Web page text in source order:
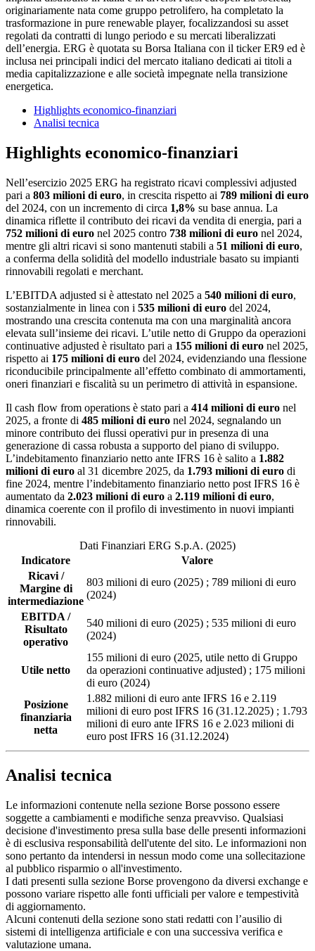
originariamente nata come gruppo petrolifero, ha completato la
trasformazione in pure renewable player, focalizzandosi su asset
regolati da contratti di lungo periodo e su mercati liberalizzati
dell’energia. ERG è quotata su Borsa Italiana con il ticker ER9 ed è
inclusa nei principali indici del mercato italiano dedicati ai titoli a
media capitalizzazione e alle società impegnate nella transizione
energetica.
Highlights economico-finanziari
Analisi tecnica
Highlights economico-finanziari
Nell’esercizio 2025 ERG ha registrato ricavi complessivi adjusted
pari a 803 milioni di euro, in crescita rispetto ai 789 milioni di euro
del 2024, con un incremento di circa 1,8% su base annua. La
dinamica riflette il contributo dei ricavi da vendita di energia, pari a
752 milioni di euro nel 2025 contro 738 milioni di euro nel 2024,
mentre gli altri ricavi si sono mantenuti stabili a 51 milioni di euro,
a conferma della solidità del modello industriale basato su impianti
rinnovabili regolati e merchant.
L’EBITDA adjusted si è attestato nel 2025 a 540 milioni di euro,
sostanzialmente in linea con i 535 milioni di euro del 2024,
mostrando una crescita contenuta ma con una marginalità ancora
elevata sull’insieme dei ricavi. L’utile netto di Gruppo da operazioni
continuative adjusted è risultato pari a 155 milioni di euro nel 2025,
rispetto ai 175 milioni di euro del 2024, evidenziando una flessione
riconducibile principalmente all’effetto combinato di ammortamenti,
oneri finanziari e fiscalità su un perimetro di attività in espansione.
Il cash flow from operations è stato pari a 414 milioni di euro nel
2025, a fronte di 485 milioni di euro nel 2024, segnalando un
minore contributo dei flussi operativi pur in presenza di una
generazione di cassa robusta a supporto del piano di sviluppo.
L’indebitamento finanziario netto ante IFRS 16 è salito a 1.882
milioni di euro al 31 dicembre 2025, da 1.793 milioni di euro di
fine 2024, mentre l’indebitamento finanziario netto post IFRS 16 è
aumentato da 2.023 milioni di euro a 2.119 milioni di euro,
dinamica coerente con il profilo di investimento in nuovi impianti
rinnovabili.
Dati Finanziari ERG S.p.A. (2025)
Indicatore
Valore
Ricavi /
Margine di
intermediazione
803 milioni di euro (2025) ; 789 milioni di euro
(2024)
EBITDA /
Risultato
operativo
540 milioni di euro (2025) ; 535 milioni di euro
(2024)
Utile netto
155 milioni di euro (2025, utile netto di Gruppo
da operazioni continuative adjusted) ; 175 milioni
di euro (2024)
Posizione
finanziaria
netta
1.882 milioni di euro ante IFRS 16 e 2.119
milioni di euro post IFRS 16 (31.12.2025) ; 1.793
milioni di euro ante IFRS 16 e 2.023 milioni di
euro post IFRS 16 (31.12.2024)
Analisi tecnica
Le informazioni contenute nella sezione Borse possono essere
soggette a cambiamenti e modifiche senza preavviso. Qualsiasi
decisione d'investimento presa sulla base delle presenti informazioni
è di esclusiva responsabilità dell'utente del sito. Le informazioni non
sono pertanto da intendersi in nessun modo come una sollecitazione
al pubblico risparmio o all'investimento.
I dati presenti sulla sezione Borse provengono da diversi exchange e
possono variare rispetto alle fonti ufficiali per valore e tempestività
di aggiornamento.
Alcuni contenuti della sezione sono stati redatti con l’ausilio di
sistemi di intelligenza artificiale e con una successiva verifica e
valutazione umana.